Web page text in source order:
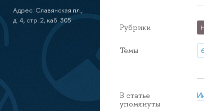
Адрес: Славянская пл.,
д. 4, стр. 2, каб. 305
Рубрики
Темы
В статье
упомянуты